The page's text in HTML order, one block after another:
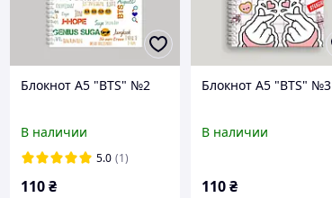
Блокнот А5 "BTS" №2
В наличии
5.0 (1)
110₴
Блокнот А5 "BTS" №3
В наличии
110₴